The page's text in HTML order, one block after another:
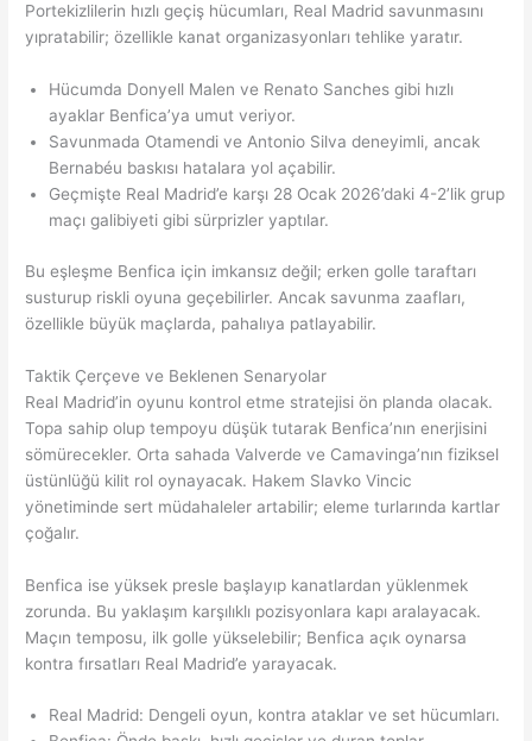
Portekizlilerin hızlı geçiş hücumları, Real Madrid savunmasını
yıpratabilir; özellikle kanat organizasyonları tehlike yaratır.
Hücumda Donyell Malen ve Renato Sanches gibi hızlı
ayaklar Benfica’ya umut veriyor.
Savunmada Otamendi ve Antonio Silva deneyimli, ancak
Bernabéu baskısı hatalara yol açabilir.
Geçmişte Real Madrid’e karşı 28 Ocak 2026’daki 4-2’lik grup
maçı galibiyeti gibi sürprizler yaptılar.
Bu eşleşme Benfica için imkansız değil; erken golle taraftarı
susturup riskli oyuna geçebilirler. Ancak savunma zaafları,
özellikle büyük maçlarda, pahalıya patlayabilir.
Taktik Çerçeve ve Beklenen Senaryolar
Real Madrid’in oyunu kontrol etme stratejisi ön planda olacak.
Topa sahip olup tempoyu düşük tutarak Benfica’nın enerjisini
sömürecekler. Orta sahada Valverde ve Camavinga’nın fiziksel
üstünlüğü kilit rol oynayacak. Hakem Slavko Vincic
yönetiminde sert müdahaleler artabilir; eleme turlarında kartlar
çoğalır.
Benfica ise yüksek presle başlayıp kanatlardan yüklenmek
zorunda. Bu yaklaşım karşılıklı pozisyonlara kapı aralayacak.
Maçın temposu, ilk golle yükselebilir; Benfica açık oynarsa
kontra fırsatları Real Madrid’e yarayacak.
Real Madrid: Dengeli oyun, kontra ataklar ve set hücumları.